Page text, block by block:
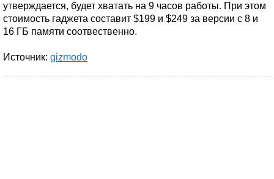
утверждается, будет хватать на 9 часов работы. При этом
стоимость гаджета составит $199 и $249 за версии с 8 и
16 ГБ памяти соотвественно.
Источник: gizmodo